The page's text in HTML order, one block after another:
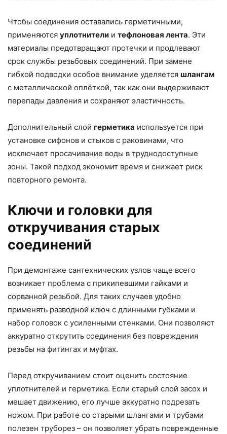
Чтобы соединения оставались герметичными,
применяются уплотнители и тефлоновая лента. Эти
материалы предотвращают протечки и продлевают
срок службы резьбовых соединений. При замене
гибкой подводки особое внимание уделяется шлангам
с металлической оплёткой, так как они выдерживают
перепады давления и сохраняют эластичность.
Дополнительный слой герметика используется при
установке сифонов и стыков с раковинами, что
исключает просачивание воды в труднодоступные
зоны. Такой подход экономит время и снижает риск
повторного ремонта.
Ключи и головки для
откручивания старых
соединений
При демонтаже сантехнических узлов чаще всего
возникает проблема с прикипевшими гайками и
сорванной резьбой. Для таких случаев удобно
применять разводной ключ с длинными губками и
набор головок с усиленными стенками. Они позволяют
аккуратно открутить соединения без повреждения
резьбы на фитингах и муфтах.
Перед откручиванием стоит оценить состояние
уплотнителей и герметика. Если старый слой засох и
мешает движению, его лучше аккуратно подрезать
ножом. При работе со старыми шлангами и трубами
полезен труборез – он позволяет убрать поврежденные